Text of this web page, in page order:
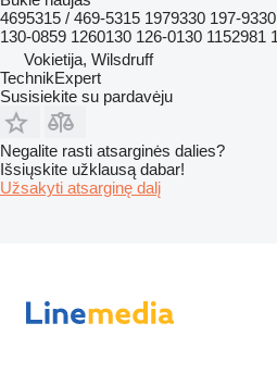
4695315 / 469-5315 1979330 197-
130-0859 1260130 126-0130 1152981
Vokietija, Wilsdruff
TechnikExpert
Susisiekite su pardavėju
Negalite rasti atsarginės dalies?
Išsiųskite užklausą dabar!
Užsakyti atsarginę dalį